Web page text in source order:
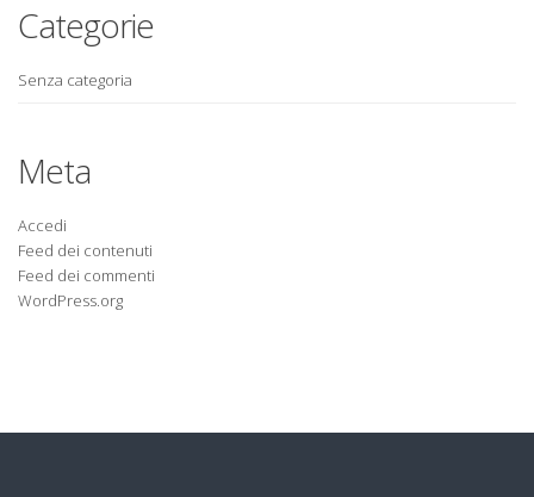
Categorie
Senza categoria
Meta
Accedi
Feed dei contenuti
Feed dei commenti
WordPress.org